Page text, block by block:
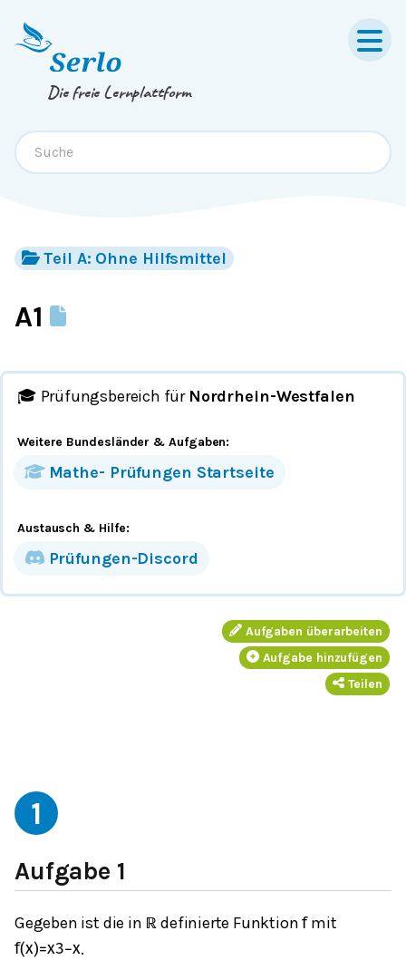
Springe zum
Die freie Lernplattform
Teil A: Ohne Hilfsmittel
A1
🎓 Prüfungsbereich für Nordrhein-Westfalen
Weitere Bundesländer & Aufgaben:
Mathe- Prüfungen Startseite
Austausch & Hilfe:
Prüfungen-Discord
Aufgaben überarbeiten
Aufgabe hinzufügen
Teilen
1
Aufgabe 1
Gegeben ist die in ℝ definierte Funktionfmit
f(x)=x3−x.